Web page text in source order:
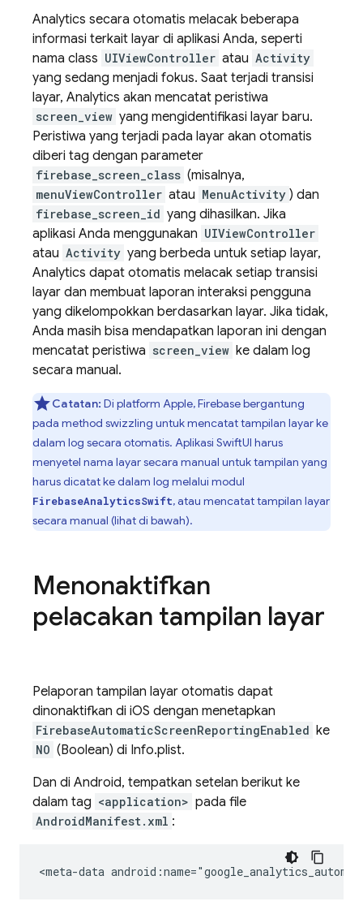
Analytics secara otomatis melacak beberapa
informasi terkait layar di aplikasi Anda, seperti
nama class UIViewController atau Activity
yang sedang menjadi fokus. Saat terjadi transisi
layar, Analytics akan mencatat peristiwa
screen_view yang mengidentifikasi layar baru.
Peristiwa yang terjadi pada layar akan otomatis
diberi tag dengan parameter
firebase_screen_class (misalnya,
menuViewController atau MenuActivity ) dan
firebase_screen_id yang dihasilkan. Jika
aplikasi Anda menggunakan UIViewController
atau Activity yang berbeda untuk setiap layar,
Analytics dapat otomatis melacak setiap transisi
layar dan membuat laporan interaksi pengguna
yang dikelompokkan berdasarkan layar. Jika tidak,
Anda masih bisa mendapatkan laporan ini dengan
mencatat peristiwa screen_view ke dalam log
secara manual.
Catatan: Di platform Apple, Firebase bergantung
pada method swizzling untuk mencatat tampilan layar ke
dalam log secara otomatis. Aplikasi SwiftUI harus
menyetel nama layar secara manual untuk tampilan yang
harus dicatat ke dalam log melalui modul
FirebaseAnalyticsSwift, atau mencatat tampilan layar
secara manual (lihat di bawah).
Menonaktifkan
pelacakan tampilan layar
Pelaporan tampilan layar otomatis dapat
dinonaktifkan di iOS dengan menetapkan
FirebaseAutomaticScreenReportingEnabled ke
NO (Boolean) di Info.plist.
Dan di Android, tempatkan setelan berikut ke
dalam tag <application> pada file
AndroidManifest.xml :
<meta-data